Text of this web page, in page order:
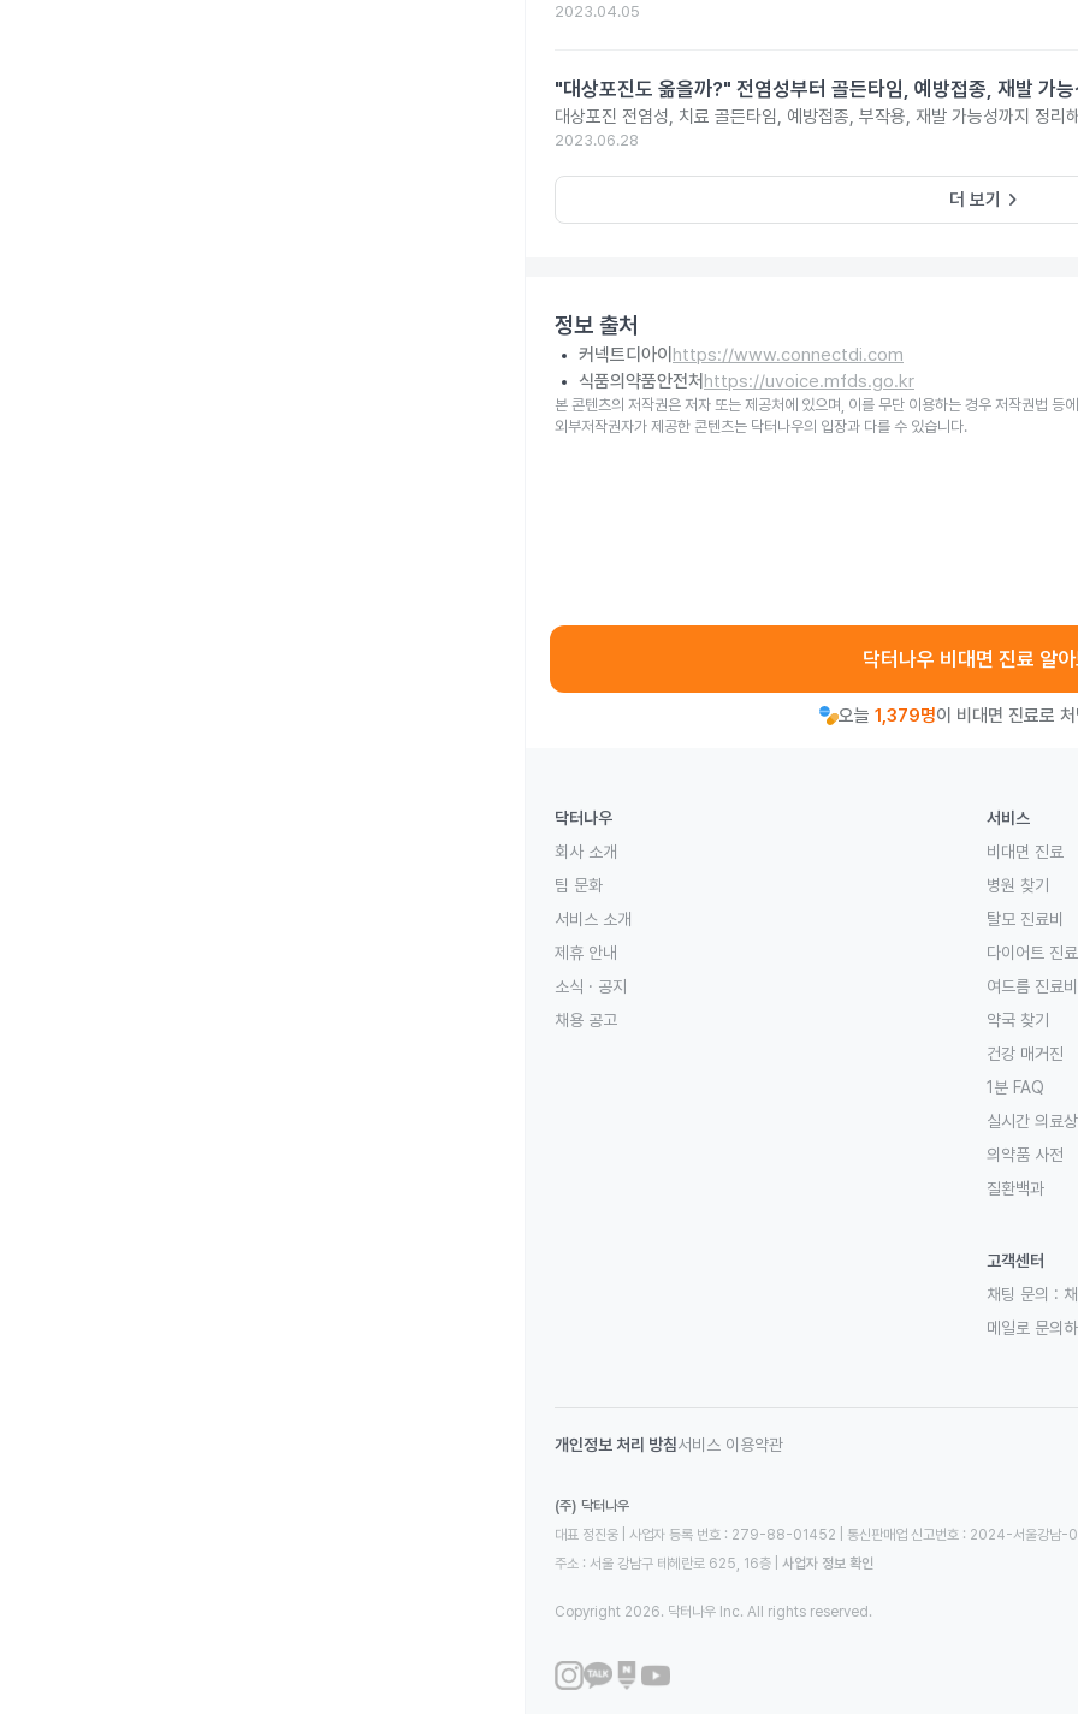
2023.04.05
"대상포진도 옮을까?" 전염성부터 골든타임, 예방접종, 재발 가능
대상포진 전염성, 치료 골든타임, 예방접종, 부작용, 재발 가능성까지 정리
2023.06.28
더 보기 keyboard_arrow_right
정보 출처
커넥트디아이 https://www.connectdi.com
식품의약품안전처 https://uvoice.mfds.go.kr
본 콘텐츠의 저작권은 저자 또는 제공처에 있으며, 이를 무단 이용하는 경우 저작권법 등
외부저작권자가 제공한 콘텐츠는 닥터나우의 입장과 다를 수 있습니다.
닥터나우 비대면 진료 알아
오늘 1,379명이 비대면 진료로
닥터나우
회사 소개
팀 문화
서비스 소개
제휴 안내
소식 · 공지
채용 공고
서비스
비대면 진료
병원 찾기
탈모 진료비
다이어트 진료
여드름 진료비
약국 찾기
건강 매거진
1분 FAQ
실시간 의료
의약품 사전
질환백과
고객센터
채팅 문의 :
메일로 문의하
개인정보 처리 방침서비스 이용약관
(주) 닥터나우
대표 정진웅 | 사업자 등록 번호 : 279-88-01452 | 통신판매업 신고번호 : 2024-서울강남
주소 : 서울 강남구 테헤란로 625, 16층
사업자 정보 확인
Copyright 2026. 닥터나우 Inc. All rights reserved.